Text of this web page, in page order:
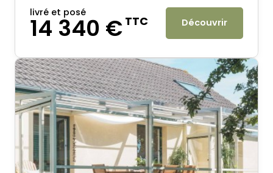
livré et posé
14 340 €TTC Découvrir